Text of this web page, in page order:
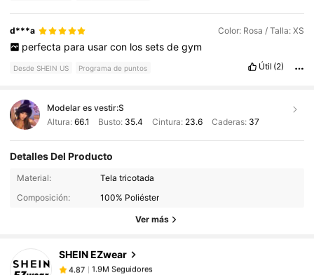
d***a Color: Rosa / Talla: XS
perfecta para usar con los sets de gym
Desde SHEIN US Programa de puntos Útil (2)
Modelar es vestir:S
Altura: 66.1 Busto: 35.4 Cintura: 23.6 Caderas: 37
Detalles Del Producto
Material:
Tela tricotada
Composición:
100% Poliéster
Ver más
SHEIN EZwear
1.9M Seguidores
1.9M Seguidores
4.87
1.9M Seguidores